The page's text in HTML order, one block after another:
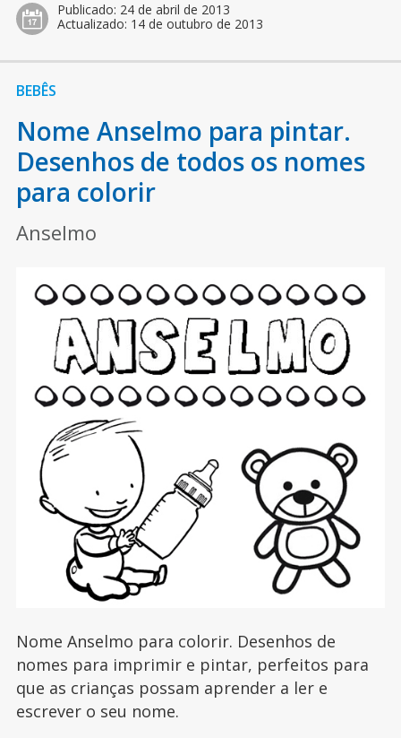
Publicado: 24 de abril de 2013
Actualizado: 14 de outubro de 2013
BEBÊS
Nome Anselmo para pintar.
Desenhos de todos os nomes
para colorir
Anselmo
Nome Anselmo para colorir. Desenhos de
nomes para imprimir e pintar, perfeitos para
que as crianças possam aprender a ler e
escrever o seu nome.